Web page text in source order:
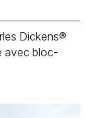
Dickens®
avec bloc-